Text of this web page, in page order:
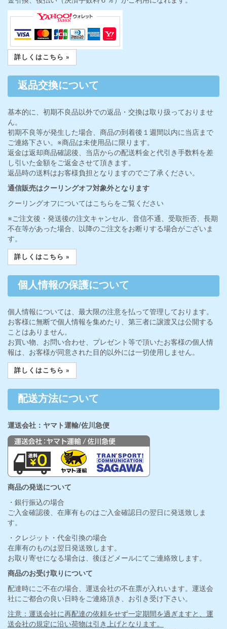
詳しくはこちら »
返品交換について
基本的に、初期不良品以外での返品・交換は取り扱っておりませ
ん。
初期不良等が発生した場合、商品の到着後１週間以内に当店まで
ご連絡下さい。※商品は未使用品に限ります。
返金は返却商品確認後、当店からの配送料金と代引き手数料を差
し引いた金額をご返金させて頂きます。
返品時の送料はお客様負担となりますのでご了承ください。
通信販売はクーリングオフ対象外となります
クーリングオフについてはこちらをご覧ください
※ご注文後・発送後の注文キャンセル、音信不通、受取拒否、長期
不在等があった場合、以降のご注文をお断りする場合がございま
す。
詳しくはこちら »
個人情報の保護について
個人情報については、最大限の注意を払って管理しております。
お客様に無断で個人情報を集めたり、第三者に譲渡又は公開する
ことはありません。
お買い物、お問い合わせ、プレゼント等で頂いたお客様の個人情
報は、お客様が同意された目的以外には一切使用しません。
詳しくはこちら »
配送方法について
運送会社：ヤマト運輸/佐川急便
商品の発送について
・銀行振込の場合
ご入金確認後、在庫有ものはご入金確認日の翌日に発送致しま
す。
・クレジット・代金引換の場合
在庫有のものは翌日発送致します。
お取り寄せになる場合は、後ほどメールにてご連絡致します。
商品のお受け取りについて
配達時にご不在の場合、運送会社の不在票が入れいます。運送会
社にご都合の良い日時をご連絡頂き、お引き受け下さい。
注意：運送会社に再配達の依頼をせず一定期間を過ぎますと、運
送会社の規定に沿い荷物は引き上げとなります。